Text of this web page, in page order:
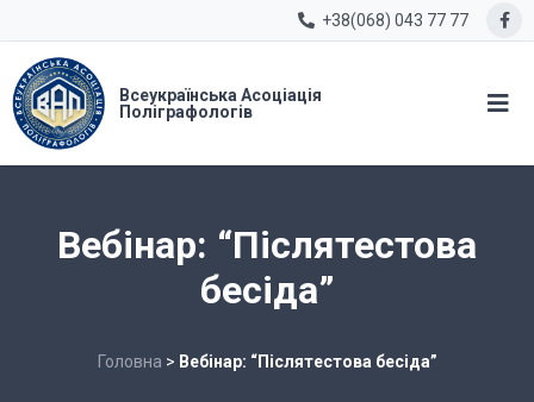
+38(068) 043 77 77
Всеукраїнська Асоціація
Поліграфологів
Вебінар: “Післятестова
бесіда”
Головна > Вебінар: “Післятестова бесіда”